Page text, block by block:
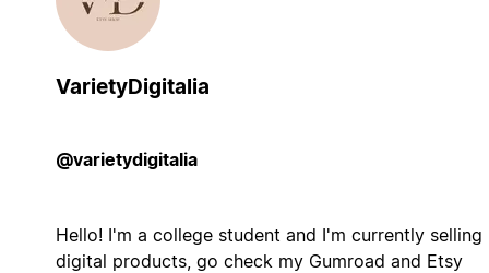
VarietyDigitalia
@varietydigitalia
Hello! I'm a college student and I'm currently selling
digital products, go check my Gumroad and Etsy